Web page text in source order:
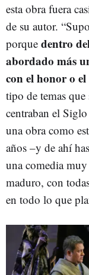
esta obra fuera
de su autor.
porque dentro
abordado más
con el honor o
tipo de temas
centraban el
una obra como
años –y de ahí
una comedia
maduro, con
en todo lo que